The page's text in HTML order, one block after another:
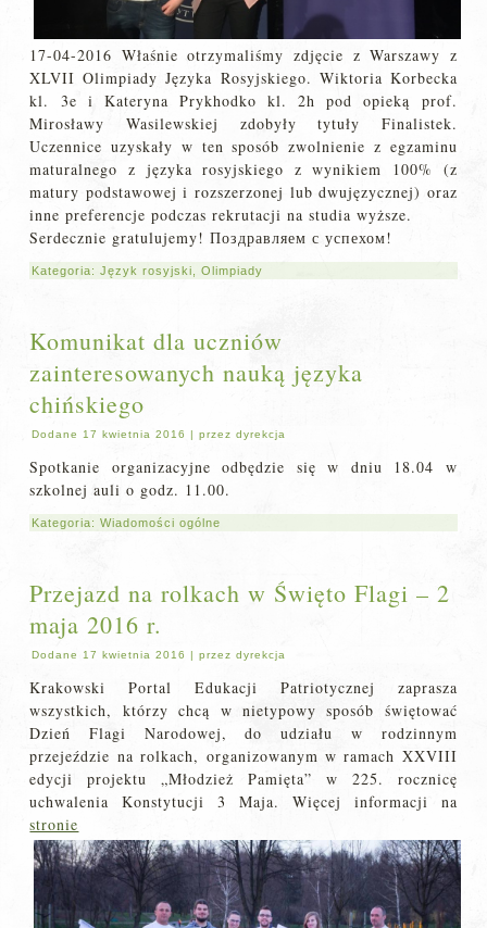
17-04-2016 Właśnie otrzymaliśmy zdjęcie z Warszawy z
XLVII Olimpiady Języka Rosyjskiego. Wiktoria Korbecka
kl. 3e i Kateryna Prykhodko kl. 2h pod opieką prof.
Mirosławy Wasilewskiej zdobyły tytuły Finalistek.
Uczennice uzyskały w ten sposób zwolnienie z egzaminu
maturalnego z języka rosyjskiego z wynikiem 100% (z
matury podstawowej i rozszerzonej lub dwujęzycznej) oraz
inne preferencje podczas rekrutacji na studia wyższe.
Serdecznie gratulujemy! Поздравляем с успехом!
Kategoria:Język rosyjski ,Olimpiady
Komunikat dla uczniów
zainteresowanych nauką języka
chińskiego
Dodane 17 kwietnia 2016 |przez dyrekcja
Spotkanie organizacyjne odbędzie się w dniu 18.04 w
szkolnej auli o godz. 11.00.
Kategoria:Wiadomości ogólne
Przejazd na rolkach w Święto Flagi – 2
maja 2016 r.
Dodane 17 kwietnia 2016 |przez dyrekcja
Krakowski Portal Edukacji Patriotycznej zaprasza
wszystkich, którzy chcą w nietypowy sposób świętować
Dzień Flagi Narodowej, do udziału w rodzinnym
przejeździe na rolkach, organizowanym w ramach XXVIII
edycji projektu „Młodzież Pamięta” w 225. rocznicę
uchwalenia Konstytucji 3 Maja. Więcej informacji na
stronie